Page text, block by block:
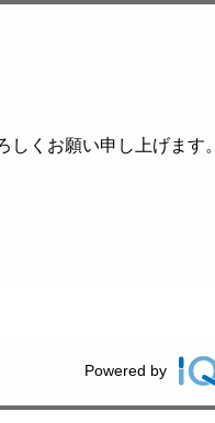
くお願い申し上げます。
Powered by